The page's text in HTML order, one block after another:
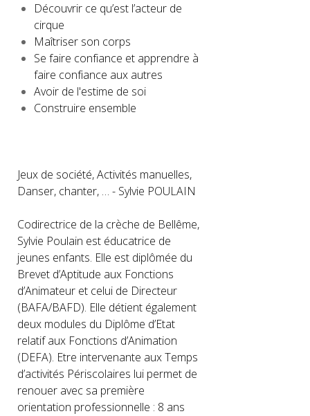
Découvrir ce qu’est l’acteur de
cirque
Maîtriser son corps
Se faire confiance et apprendre à
faire confiance aux autres
Avoir de l'estime de soi
Construire ensemble
Jeux de société, Activités manuelles,
Danser, chanter, … - Sylvie POULAIN
Codirectrice de la crèche de Bellême,
Sylvie Poulain est éducatrice de
jeunes enfants. Elle est diplômée du
Brevet d’Aptitude aux Fonctions
d’Animateur et celui de Directeur
(BAFA/BAFD). Elle détient également
deux modules du Diplôme d’Etat
relatif aux Fonctions d’Animation
(DEFA). Etre intervenante aux Temps
d’activités Périscolaires lui permet de
renouer avec sa première
orientation professionnelle : 8 ans